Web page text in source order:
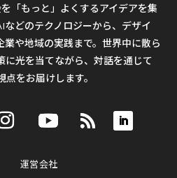
「もっと」よくするアイデアを集
などのテクノロジーから、デザイ
業や地域の実践まで。世界中に散ら
に光を当てながら、対話を通じて
をお届けします。
運営会社